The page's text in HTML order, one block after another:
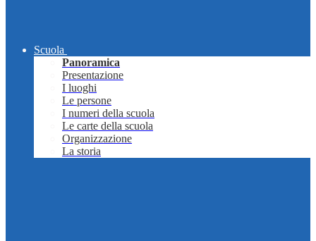
Scuola
Panoramica
Presentazione
I luoghi
Le persone
I numeri della scuola
Le carte della scuola
Organizzazione
La storia